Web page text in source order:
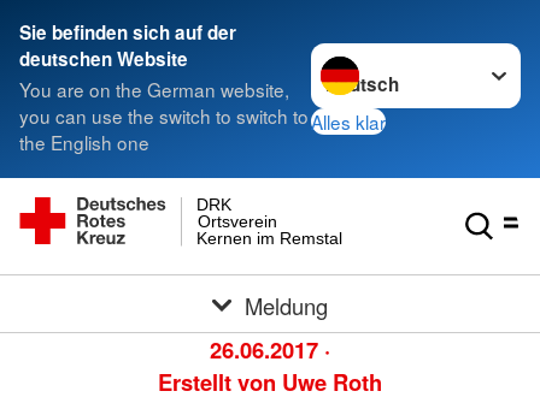
Sie befinden sich auf der
deutschen Website
You are on the German website,
you can use the switch to switch to
the English one
Sprache wechseln zu
Alles klar
Kernen im Remstal
Ortsverein
DRK
Meldung
26.06.2017 ·
Erstellt von Uwe Roth